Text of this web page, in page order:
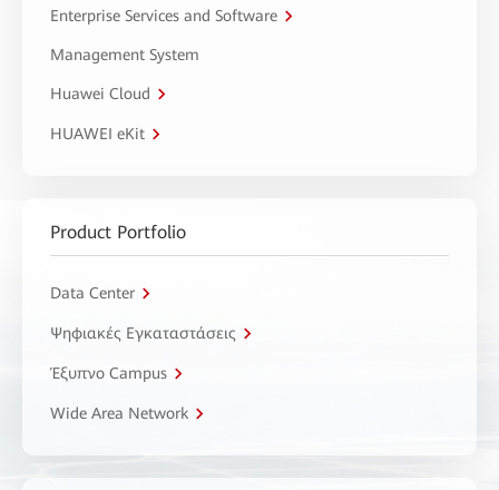
Enterprise Services and Software
Management System
Huawei Cloud
HUAWEI eKit
Product Portfolio
Data Center
Ψηφιακές Εγκαταστάσεις
Έξυπνο Campus
Wide Area Network